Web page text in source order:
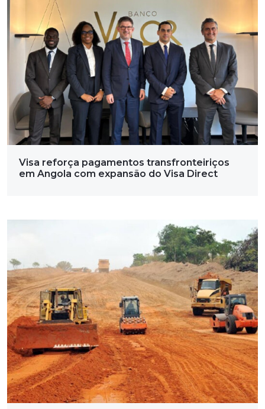
Visa reforça pagamentos transfronteiriços
em Angola com expansão do Visa Direct